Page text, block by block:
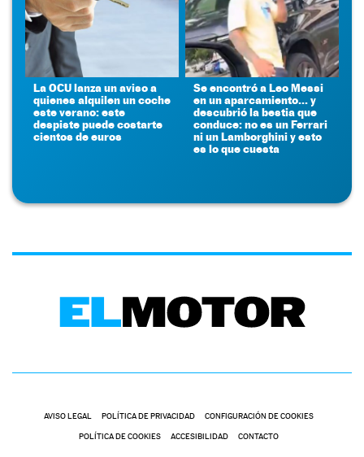
La OCU lanza un aviso a
quienes alquilen un coche
este verano: este
despiste puede costarte
cientos de euros
Se encontró a Leo Messi
en un aparcamiento... y
descubrió la bestia que
conduce: no es un Ferrari
ni un Lamborghini y esto
es lo que cuesta
AVISO LEGAL POLÍTICA DE PRIVACIDAD CONFIGURACIÓN DE COOKIES
POLÍTICA DE COOKIES ACCESIBILIDAD CONTACTO